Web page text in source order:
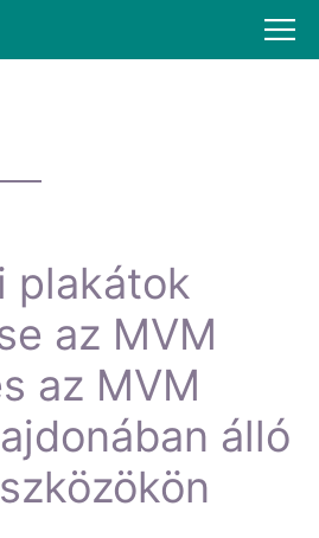
plakátok
az MVM
az MVM
álló